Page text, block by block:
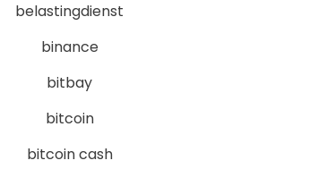
belastingdienst
binance
bitbay
bitcoin
bitcoin cash